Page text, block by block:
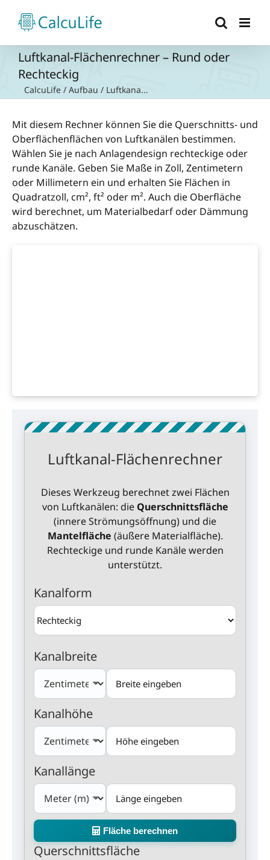
Inhalt
springen
Luftkanal-Flächenrechner – Rund oder
Rechteckig
CalcuLife / Aufbau / Luftkana...
Mit diesem Rechner können Sie die Querschnitts- und
Oberflächenflächen von Luftkanälen bestimmen.
Wählen Sie je nach Anlagendesign rechteckige oder
runde Kanäle. Geben Sie Maße in Zoll, Zentimetern
oder Millimetern ein und erhalten Sie Flächen in
Quadratzoll, cm², ft² oder m². Auch die Oberfläche
wird berechnet, um Materialbedarf oder Dämmung
abzuschätzen.
Luftkanal-Flächenrechner
Dieses Werkzeug berechnet zwei Flächen
von Luftkanälen: die Querschnittsfläche
(innere Strömungsöffnung) und die
Mantelfläche (äußere Materialfläche).
Rechteckige und runde Kanäle werden
unterstützt.
Kanalform
Kanalbreite
Kanalhöhe
Kanallänge
Fläche berechnen
Querschnittsfläche